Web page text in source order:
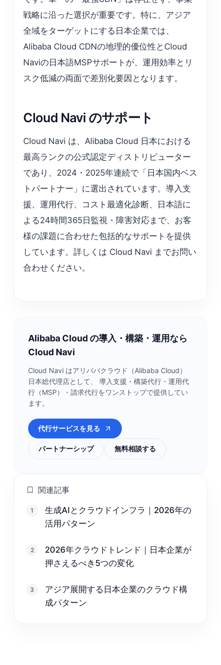
戦略に沿った選択が重要です。特に、アジア
全域をターゲットにする日本企業では、
Alibaba Cloud CDNの地理的優位性とCloud
Naviの日本語MSPサポートが、運用効率とリ
スク低減の両面で差別化要因となります。
Cloud Navi のサポート
Cloud Navi は、Alibaba Cloud 日本における
最高ランクの公式認定ディストリビューター
であり、2024・2025年連続で「日本国内ベス
トパートナー」に選出されています。導入支
援、運用代行、コスト最適化診断、日本語に
よる24時間365日監視・障害対応まで、お客
様の課題に合わせた包括的なサポートを提供
しています。詳しくは Cloud Navi までお問い
合わせください。
Alibaba Cloud の導入・構築・運用なら
Cloud Navi
Cloud Navi はアリババクラウド（Alibaba Cloud）
日本総代理店として、 導入支援・構築代行・運用代
行（MSP）・請求代行をワンストップで提供してい
ます。
代行サービスを見る
パートナーシップ 無料相談する
関連記事
1
生成AIとクラウドインフラ｜2026年の
活用パターン
2
2026年クラウドトレンド｜日本企業が
押さえるべき5つの変化
3
アジア展開する日本企業のクラウド構
成パターン